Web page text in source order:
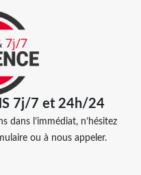
7j/7 et 24h/24
dans l’immédiat, n’hésitez
ou à nous appeler.